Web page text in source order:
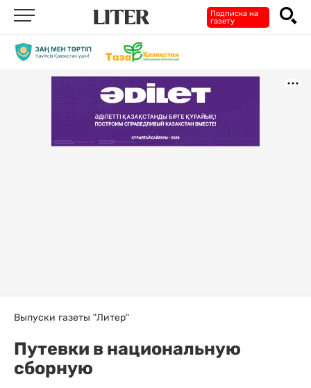
Подписка на
газету
Выпуски газеты "Литер"
Путевки в национальную
сборную